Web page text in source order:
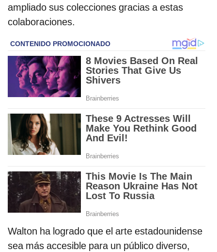
ampliado sus colecciones gracias a estas
colaboraciones.
Walton ha logrado que el arte estadounidense
sea más accesible para un público diverso,